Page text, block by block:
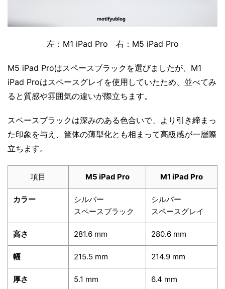
左：M1 iPad Pro 右：M5 iPad Pro
M5 iPad Proはスペースブラックを選びましたが、M1
iPad Proはスペースグレイを使用していたため、並べてみ
ると質感や雰囲気の違いが際立ちます。
スペースブラックは深みのある色合いで、より引き締まっ
た印象を与え、筐体の薄型化とも相まって高級感が一層際
立ちます。
項目 M5 iPad Pro M1 iPad Pro
カラー
シルバー
スペースブラック
シルバー
スペースグレイ
高さ 281.6 mm 280.6 mm
幅 215.5 mm 214.9 mm
厚さ 5.1 mm 6.4 mm